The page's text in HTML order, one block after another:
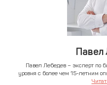
Павел
Павел Лебедев – эксперт по
уровня с более чем 15-летним